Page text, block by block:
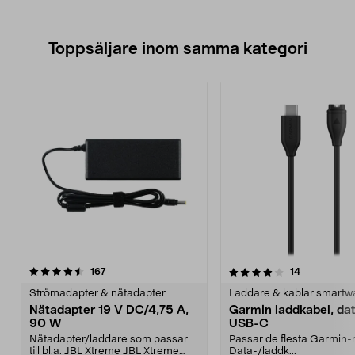
Toppsäljare inom samma kategori
167recensioner
Strömadapter & nätadapter
Nätadapter 19 V DC/4,75 A,
90 W
Nätadapter/laddare som passar
till bl.a. JBL Xtreme JBL Xtreme
4.0 av 5 stjärnor 14recensioner
Laddare & kablar
Garmin laddkabel,
USB-C
Passar de flesta Garmin-
Data-/laddk...
4.5 av 5 stjärnor